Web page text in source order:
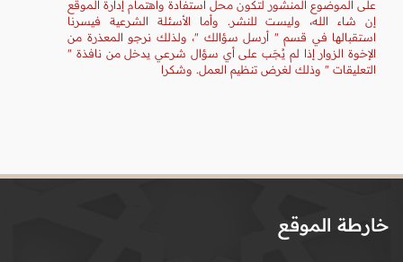
على الموضوع المنشور لتكون محل استفادة واهتمام إدارة الموقع
إن شاء الله، وليست للنشر. وأما الأسئلة الشرعية فيسرنا
استقبالها في قسم " أرسل سؤالك "، ولذلك نرجو المعذرة من
الإخوة الزوار إذا لم يُجَب على أي سؤال شرعي يدخل من نافذة "
التعليقات " وذلك لغرض تنظيم العمل. وشكرا
خارطة الموقع